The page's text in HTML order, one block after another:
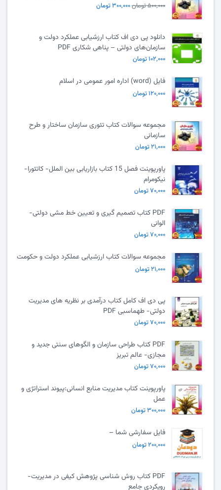
۵۰۰,۰۰۰ تومان ۳۰۰,۰۰۰ تومان
دانلود پی دی اف کتاب ارزشیابی عملکرد دولت و
سازمان‌های دولتی – پناهی شکاری PDF
۱۰۲,۰۰۰ تومان
فایل (word) اداره امور عمومی در اسلام
۱۲۰,۰۰۰ تومان
مجموعه سوالات کتاب تئوری سازمان ساختار و طرح
سازمانی
۲۱,۰۰۰ تومان
پاورپوینت فصل 15 کتاب بازاریابی بین الملل- کاتئورا-
نیکومرام
۷۰,۰۰۰ تومان
PDF کتاب تصمیم گیری و تعیین خط مشی دولتی-
الوانی
۷۰,۰۰۰ تومان
مجموعه سوالات کتاب ارزشیابی عملکرد دولت و حکومت
۲۱,۰۰۰ تومان
پی دی اف کامل کتاب درآمدی بر نظریه های مدیریت
دولتی- طهماسبی PDF
۷۰,۰۰۰ تومان
PDF کتاب طراحی سازمان و الگوهای سنتی جدید و
مجازی- عالم تبریز
۷۰,۰۰۰ تومان
پاورپوینت کتاب مدیریت منابع انسانی:پیوند استراتژی و
عمل
۳۰۰,۰۰۰ تومان
فایل سفارشی شما –
۲۰۰,۰۰۰ تومان
PDF کتاب روش شناسی پژوهش کیفی در مدیریت-
رویکردی جامع